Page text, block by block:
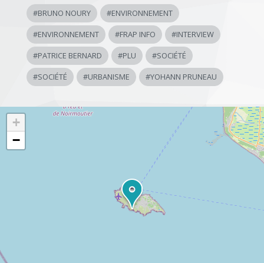
#BRUNO NOURY #ENVIRONNEMENT
#ENVIRONNEMENT #FRAP INFO #INTERVIEW
#PATRICE BERNARD #PLU #SOCIÉTÉ
#SOCIÉTÉ #URBANISME #YOHANN PRUNEAU
+
−